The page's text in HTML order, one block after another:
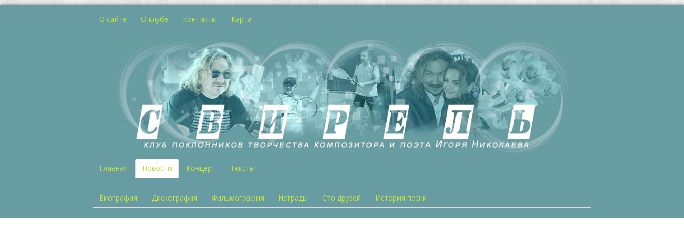
О сайте О клубе Контакты Карта
Главная Новости Концерт Тексты
Биография Дискография Фильмография Награды Сто друзей История песни